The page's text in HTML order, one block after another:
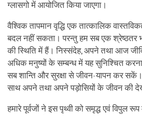
ग्लासगो में आयोजित किया जाएगा।
वैश्विक तापमान वृद्धि एक तात्कालिक
बदल नहीं सकता। परन्तु हम सब एक श्रेष्ठतर
की स्थिति में हैं। निस्संदेह, अपने तथा आज
अधिक मनुष्यों के सम्बन्ध में यह सुनिश्चित करना
सब शान्ति और सुरक्षा से जीवन-यापन कर
साथ अपने तथा अपने पड़ोसियों के जीवन की
हमारे पूर्वजों ने इस पृथ्वी को समृद्ध एवं विपुल